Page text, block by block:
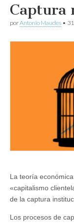
Captura
porAntonio Maudes •
La teoría
«capitalismo
de la captura
Los procesos de